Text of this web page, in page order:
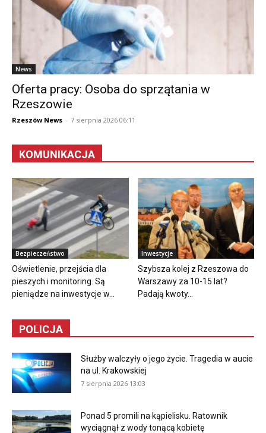
News
Oferta pracy: Osoba do sprzątania w
Rzeszowie
Rzeszów News - 7 sierpnia 2026 06:11
KOMUNIKACJA
Bezpieczeństwo
Oświetlenie, przejścia dla
pieszych i monitoring. Są
pieniądze na inwestycje w...
Inwestycje
Szybsza kolej z Rzeszowa do
Warszawy za 10-15 lat?
Padają kwoty...
POLICJA
Służby walczyły o jego życie. Tragedia w aucie
na ul. Krakowskiej
7 sierpnia 2026 13:03
Ponad 5 promili na kąpielisku. Ratownik
wyciągnął z wody tonącą kobietę